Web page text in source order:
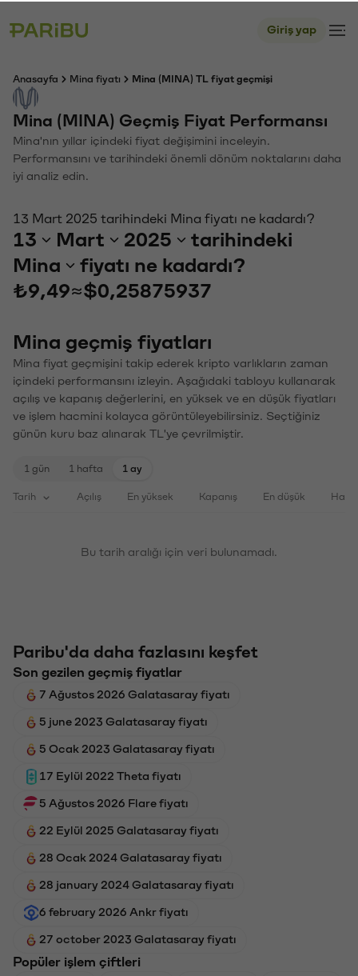
Giriş yap
Anasayfa Mina fiyatı Mina (MINA) TL fiyat geçmişi
Mina (MINA) Geçmiş Fiyat Performansı
Mina'nın yıllar içindeki fiyat değişimini inceleyin.
Performansını ve tarihindeki önemli dönüm noktalarını daha
iyi analiz edin.
13 Mart 2025 tarihindeki Mina fiyatı ne kadardı?
13 Mart 2025
tarihindeki
Mina
fiyatı ne kadardı?
₺9,49≈$0,25875937
Mina geçmiş fiyatları
Mina fiyat geçmişini takip ederek kripto varlıkların zaman
içindeki performansını izleyin. Aşağıdaki tabloyu kullanarak
açılış ve kapanış değerlerini, en yüksek ve en düşük fiyatları
ve işlem hacmini kolayca görüntüleyebilirsiniz. Seçtiğiniz
günün kuru baz alınarak TL'ye çevrilmiştir.
1 gün 1 hafta 1 ay
Tarih Açılış En yüksek Kapanış En düşük
Bu tarih aralığı için veri bulunamadı.
Paribu'da daha fazlasını keşfet
Son gezilen geçmiş fiyatlar
7 Ağustos 2026 Galatasaray fiyatı
5 june 2023 Galatasaray fiyatı
5 Ocak 2023 Galatasaray fiyatı
17 Eylül 2022 Theta fiyatı
5 Ağustos 2026 Flare fiyatı
22 Eylül 2025 Galatasaray fiyatı
28 Ocak 2024 Galatasaray fiyatı
28 january 2024 Galatasaray fiyatı
6 february 2026 Ankr fiyatı
27 october 2023 Galatasaray fiyatı
Popüler işlem çiftleri